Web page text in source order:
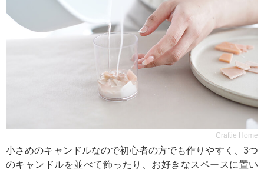
Craftie Home
小さめのキャンドルなので初心者の方でも作りやすく、3つ
のキャンドルを並べて飾ったり、お好きなスペースに置い